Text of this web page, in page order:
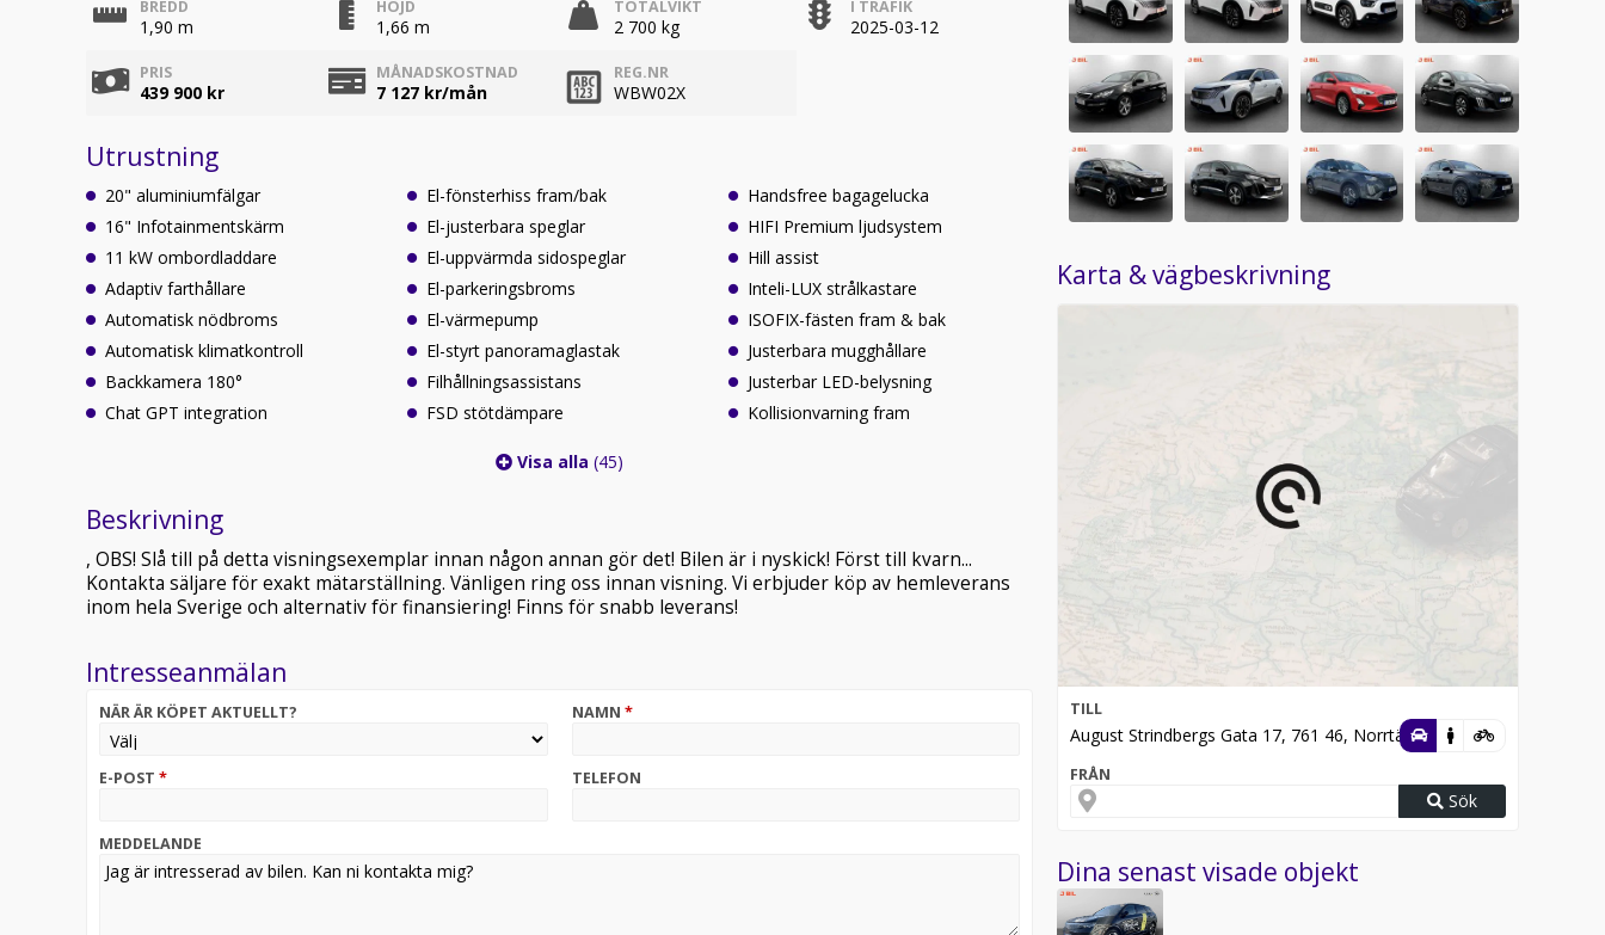
BREDD
1,90 m
HÖJD
1,66 m
TOTALVIKT
2 700 kg
I TRAFIK
2025-03-12
PRIS
439 900 kr
MÅNADSKOSTNAD
7 127 kr/mån
REG.NR
WBW02X
Utrustning
20" aluminiumfälgar
16" Infotainmentskärm
11 kW ombordladdare
Adaptiv farthållare
Automatisk nödbroms
Automatisk klimatkontroll
Backkamera 180°
Chat GPT integration
El-fönsterhiss fram/bak
El-justerbara speglar
El-uppvärmda sidospeglar
El-parkeringsbroms
El-värmepump
El-styrt panoramaglastak
Filhållningsassistans
FSD stötdämpare
Handsfree bagagelucka
HIFI Premium ljudsystem
Hill assist
Inteli-LUX strålkastare
ISOFIX-fästen fram & bak
Justerbara mugghållare
Justerbar LED-belysning
Kollisionvarning fram
Visa alla(45)
Beskrivning
, OBS! Slå till på detta visningsexemplar innan någon annan gör det! Bilen är i nyskick! Först till kvarn...
Kontakta säljare för exakt mätarställning. Vänligen ring oss innan visning. Vi erbjuder köp av hemleverans
inom hela Sverige och alternativ för finansiering! Finns för snabb leverans!
Intresseanmälan
NÄR ÄR KÖPET AKTUELLT? NAMN *
E-POST * TELEFON
MEDDELANDE
Karta & vägbeskrivning
TILL
August Strindbergs Gata 17, 761 46, Norrtälje
FRÅN
Sök
Dina senast visade objekt